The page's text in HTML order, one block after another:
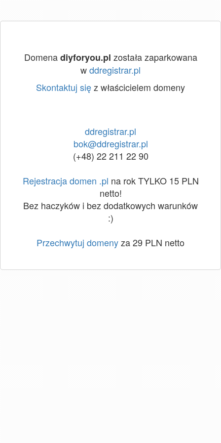
Domenadiyforyou.pl została zaparkowana
wddregistrar.pl
Skontaktuj sięz właścicielem domeny
ddregistrar.pl
bok@ddregistrar.pl
(+48) 22 211 22 90
Rejestracja domen .pl na rok TYLKO 15 PLN
netto!
Bez haczyków i bez dodatkowych warunków
:)
Przechwytuj domenyza 29 PLN netto